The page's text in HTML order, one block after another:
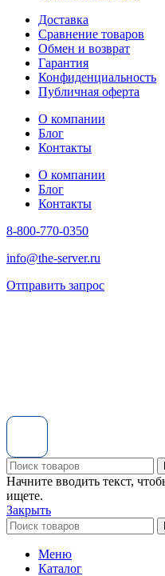
Доставка
Сравнение товаров
Обмен и возврат
Гарантия
Конфиденциальность
Публичная оферта
О компании
Блог
Контакты
О компании
Блог
Контакты
8-800-770-0350
info@the-server.ru
Отправить запрос
Начните вводить текст,
ищете.
Закрыть
Меню
Каталог